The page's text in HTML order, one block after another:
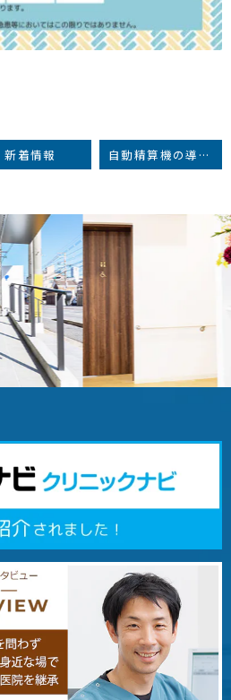
新着情報 自動精算機の導入とキャッシュレス決済に関するお知らせ
Next